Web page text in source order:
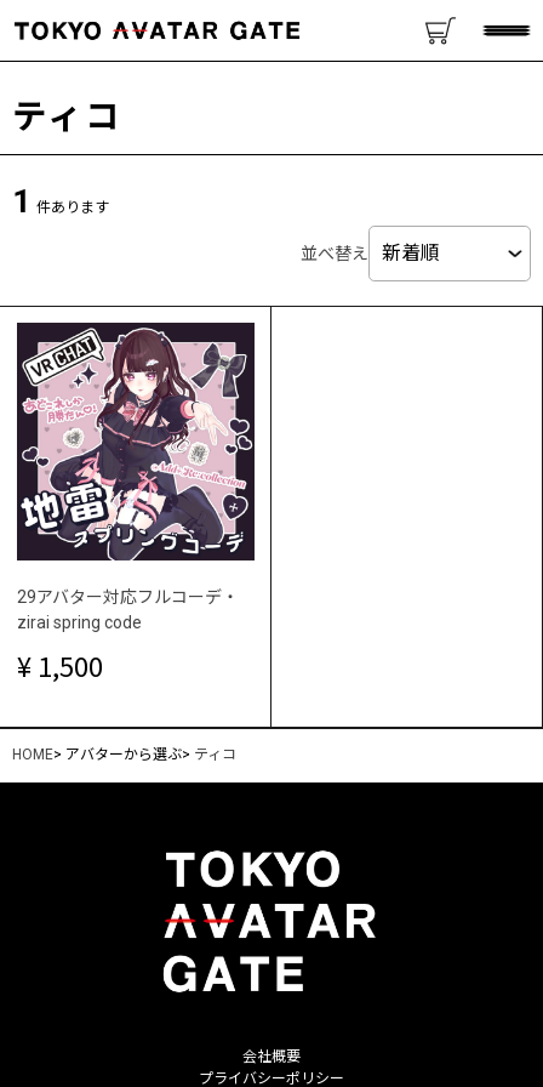
ティコ
1 件あります
並べ替え
29アバター対応フルコーデ・
zirai spring code
1,500
HOME> アバターから選ぶ> ティコ
会社概要
プライバシーポリシー